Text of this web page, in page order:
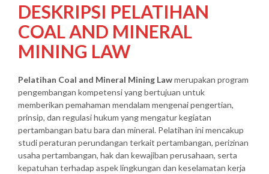
DESKRIPSI PELATIHAN
COAL AND MINERAL
MINING LAW
Pelatihan Coal and Mineral Mining Lawmerupakan program
pengembangan kompetensi yang bertujuan untuk
memberikan pemahaman mendalam mengenai pengertian,
prinsip, dan regulasi hukum yang mengatur kegiatan
pertambangan batu bara dan mineral. Pelatihan ini mencakup
studi peraturan perundangan terkait pertambangan, perizinan
usaha pertambangan, hak dan kewajiban perusahaan, serta
kepatuhan terhadap aspek lingkungan dan keselamatan kerja